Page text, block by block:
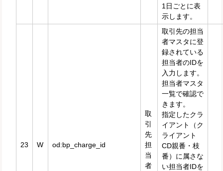
1日ごとに表
示します。
23 W od:bp_charge_id
取
引
先
担
当
者
取引先の担当
者マスタに登
録されている
担当者のIDを
入力します。
担当者マスタ
一覧で確認で
きます。
指定したクラ
イアント（ク
ライアント
CD親番・枝
番）に属さな
い担当者IDを